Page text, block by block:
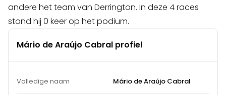
andere het team van Derrington. In deze 4 races
stond hij 0 keer op het podium.
Mário de Araújo Cabral profiel
Volledige naam Mário de Araújo Cabral